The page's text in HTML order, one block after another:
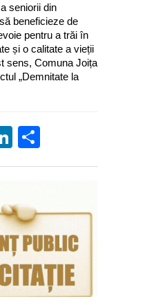
seniorii din
beneficieze de
pentru a trăi în
și o calitate a vieții
sens, Comuna Joița
„Demnitate la
LinkedIn